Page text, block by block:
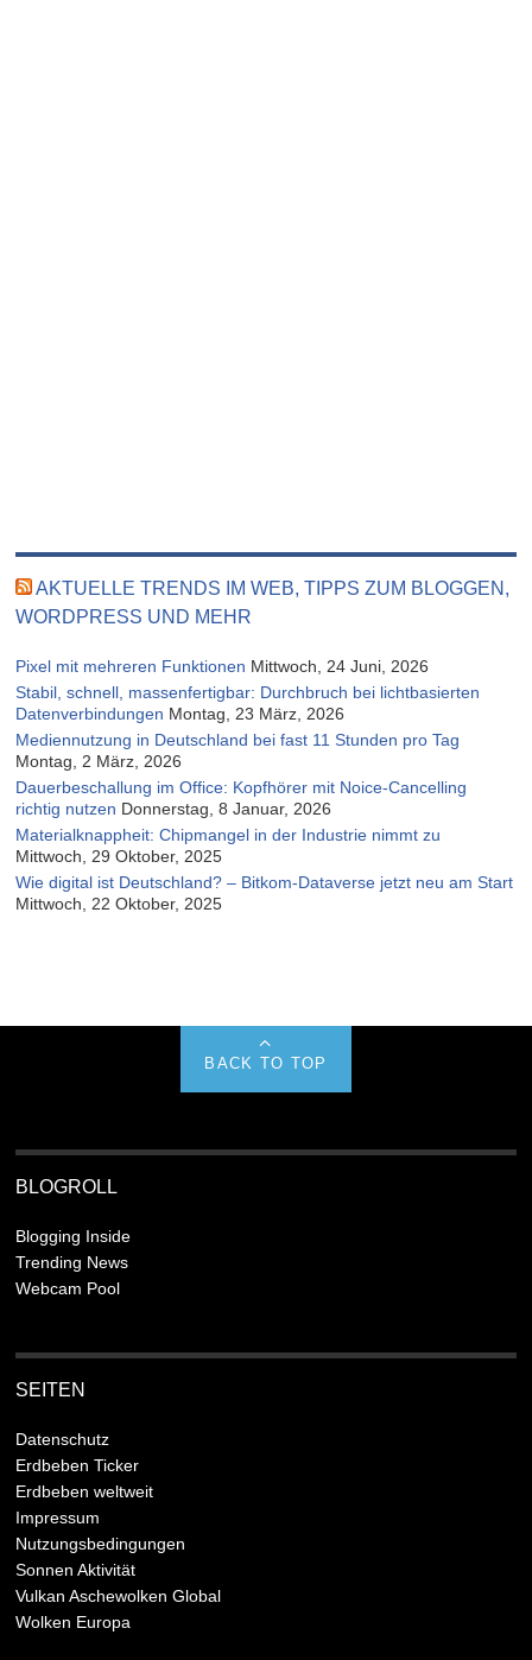
AKTUELLE TRENDS IM WEB, TIPPS ZUM BLOGGEN,
WORDPRESS UND MEHR
Pixel mit mehreren Funktionen Mittwoch, 24 Juni, 2026
Stabil, schnell, massenfertigbar: Durchbruch bei lichtbasierten
Datenverbindungen Montag, 23 März, 2026
Mediennutzung in Deutschland bei fast 11 Stunden pro Tag
Montag, 2 März, 2026
Dauerbeschallung im Office: Kopfhörer mit Noice-Cancelling
richtig nutzen Donnerstag, 8 Januar, 2026
Materialknappheit: Chipmangel in der Industrie nimmt zu
Mittwoch, 29 Oktober, 2025
Wie digital ist Deutschland? – Bitkom-Dataverse jetzt neu am Start
Mittwoch, 22 Oktober, 2025
BACK TO TOP
BLOGROLL
Blogging Inside
Trending News
Webcam Pool
SEITEN
Datenschutz
Erdbeben Ticker
Erdbeben weltweit
Impressum
Nutzungsbedingungen
Sonnen Aktivität
Vulkan Aschewolken Global
Wolken Europa